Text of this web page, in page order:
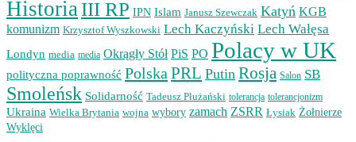
HistoriaIII RP IPN Islam Janusz Szewczak Katyń KGB
komunizm Krzysztof Wyszkowski Lech Kaczyński Lech Wałęsa
Londyn media media Okrągły Stół PiS PO Polacy w UK
polityczna poprawność Polska PRL Putin Rosja Salon SB
Smoleńsk Solidarność Tadeusz Płużański tolerancja tolerancjonizm
Ukraina Wielka Brytania wojna wybory zamach ZSRR Łysiak Żołnierze
Wyklęci